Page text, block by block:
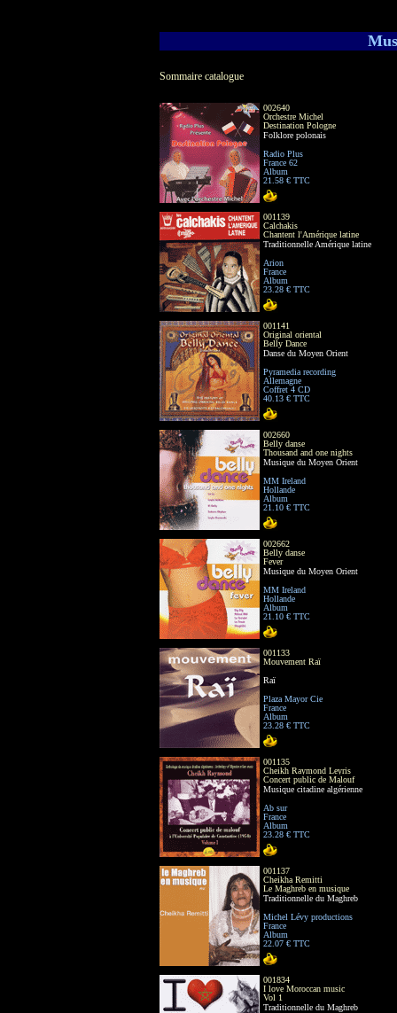
Sommaire catalogue
002640
Orchestre Michel
Destination Pologne
Folklore polonais
Radio Plus
France 62
Album
21.58 € TTC
001139
Calchakis
Chantent l'Amérique latine
Traditionnelle Amérique latine
Arion
France
Album
23.28 € TTC
001141
Original oriental
Belly Dance
Danse du Moyen Orient
Pyramedia recording
Allemagne
Coffret 4 CD
40.13 € TTC
002660
Belly danse
Thousand and one nights
Musique du Moyen Orient
MM Ireland
Hollande
Album
21.10 € TTC
002662
Belly danse
Fever
Musique du Moyen Orient
MM Ireland
Hollande
Album
21.10 € TTC
001133
Mouvement Raï
Raï
Plaza Mayor Cie
France
Album
23.28 € TTC
001135
Cheikh Raymond Leyris
Concert public de Malouf
Musique citadine algérienne
Ab sur
France
Album
23.28 € TTC
001137
Cheikha Remitti
Le Maghreb en musique
Traditionnelle du Maghreb
Michel Lévy productions
France
Album
22.07 € TTC
001834
I love Moroccan music
Vol 1
Traditionnelle du Maghreb